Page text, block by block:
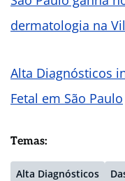
dermatologia na
Alta Diagnósticos
Fetal em São Paulo
Temas:
Alta Diagnósticos